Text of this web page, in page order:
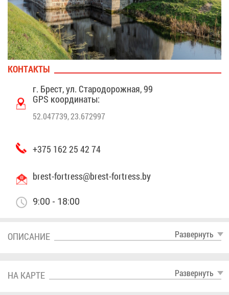
КОН­ТАК­ТЫ
г. Брест, ул. Ста­ро­до­рож­ная, 99
GPS ко­ор­ди­на­ты:
52.047739, 23.672997
+375 162 25 42 74
brest-fortress@​brest-​for​tres​s.​by
9:00 - 18:00
Раз­вер­нуть
ОПИ­СА­НИЕ
Раз­вер­нуть
НА КАР­ТЕ